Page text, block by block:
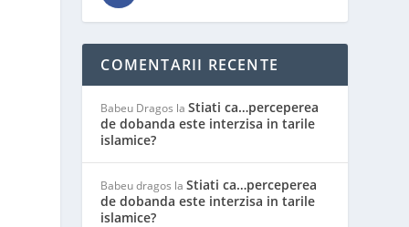
COMENTARII RECENTE
Babeu Dragos laStiati ca…perceperea
de dobanda este interzisa in tarile
islamice?
Babeu dragos laStiati ca…perceperea
de dobanda este interzisa in tarile
islamice?